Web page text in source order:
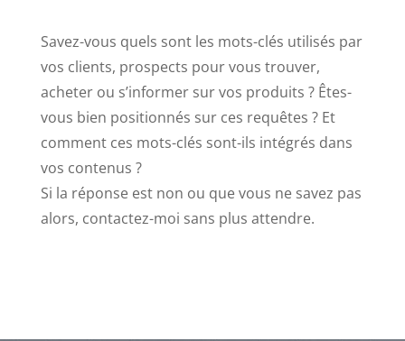
Savez-vous quels sont les mots-clés utilisés par
vos clients, prospects pour vous trouver,
acheter ou s’informer sur vos produits ? Êtes-
vous bien positionnés sur ces requêtes ? Et
comment ces mots-clés sont-ils intégrés dans
vos contenus ?
Si la réponse est non ou que vous ne savez pas
alors, contactez-moi sans plus attendre.